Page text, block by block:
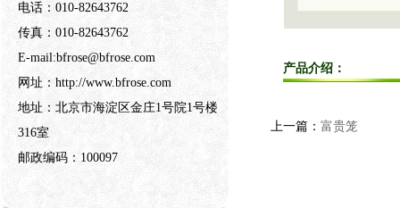
电话：010-82643762
传真：010-82643762
E-mail:bfrose@bfrose.com
网址：http://www.bfrose.com
地址：北京市海淀区金庄1号院1号楼
316室
邮政编码：100097
产品介绍：
上一篇： 富贵笼